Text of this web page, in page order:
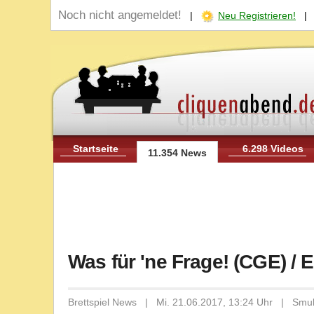
Noch nicht angemeldet! | Neu Registrieren!
Startseite 11.354 News 6.298 Videos
Was für 'ne Frage! (CGE) /
Brettspiel News | Mi. 21.06.2017, 13:24 Uhr |